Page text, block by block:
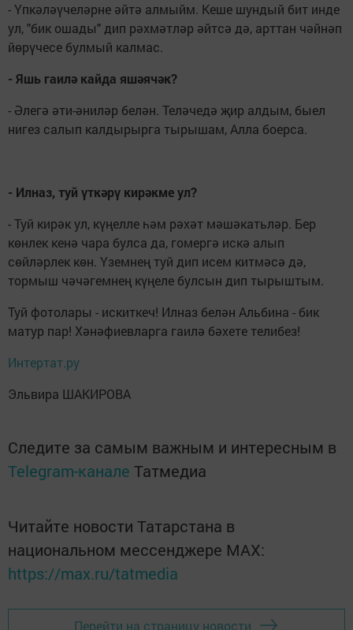
- Үпкәләүчеләрне әйтә алмыйм. Кеше шундый бит инде
ул, "бик ошады" дип рәхмәтләр әйтсә дә, арттан чәйнәп
йөрүчесе булмый калмас.
- Яшь гаилә кайда яшәячәк?
- Әлегә әти-әниләр белән. Теләчедә җир алдым, быел
нигез салып калдырырга тырышам, Алла боерса.
- Илназ, туй үткәрү кирәкме ул?
- Туй кирәк ул, күңелле һәм рәхәт мәшәкатьләр. Бер
көнлек кенә чара булса да, гомергә искә алып
сөйләрлек көн. Үземнең туй дип исем китмәсә дә,
тормыш чәчәгемнең күңеле булсын дип тырыштым.
Туй фотолары - искиткеч! Илназ белән Альбина - бик
матур пар! Хәнәфиевларга гаилә бәхете телибез!
Интертат.ру
Эльвира ШАКИРОВА
Следите за самым важным и интересным в
Telegram-канале Татмедиа
Читайте новости Татарстана в
национальном мессенджере MАХ:
https://max.ru/tatmedia
Перейти на страницу новости